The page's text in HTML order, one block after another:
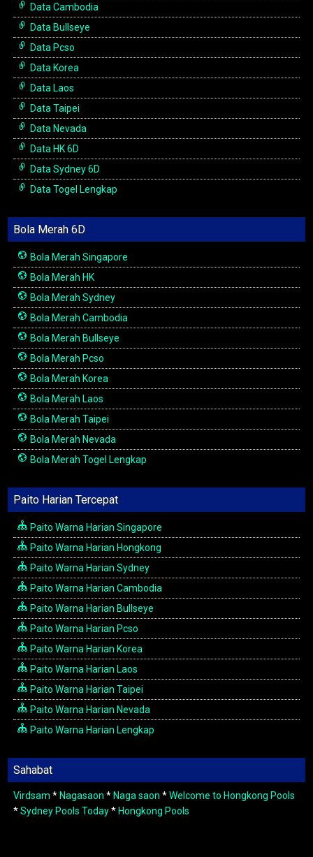
Data Cambodia
Data Bullseye
Data Pcso
Data Korea
Data Laos
Data Taipei
Data Nevada
Data HK 6D
Data Sydney 6D
Data Togel Lengkap
Bola Merah 6D
Bola Merah Singapore
Bola Merah HK
Bola Merah Sydney
Bola Merah Cambodia
Bola Merah Bullseye
Bola Merah Pcso
Bola Merah Korea
Bola Merah Laos
Bola Merah Taipei
Bola Merah Nevada
Bola Merah Togel Lengkap
Paito Harian Tercepat
Paito Warna Harian Singapore
Paito Warna Harian Hongkong
Paito Warna Harian Sydney
Paito Warna Harian Cambodia
Paito Warna Harian Bullseye
Paito Warna Harian Pcso
Paito Warna Harian Korea
Paito Warna Harian Laos
Paito Warna Harian Taipei
Paito Warna Harian Nevada
Paito Warna Harian Lengkap
Sahabat
Virdsam * Nagasaon * Naga saon *Welcome to Hongkong Pools
*Sydney Pools Today* Hongkong Pools